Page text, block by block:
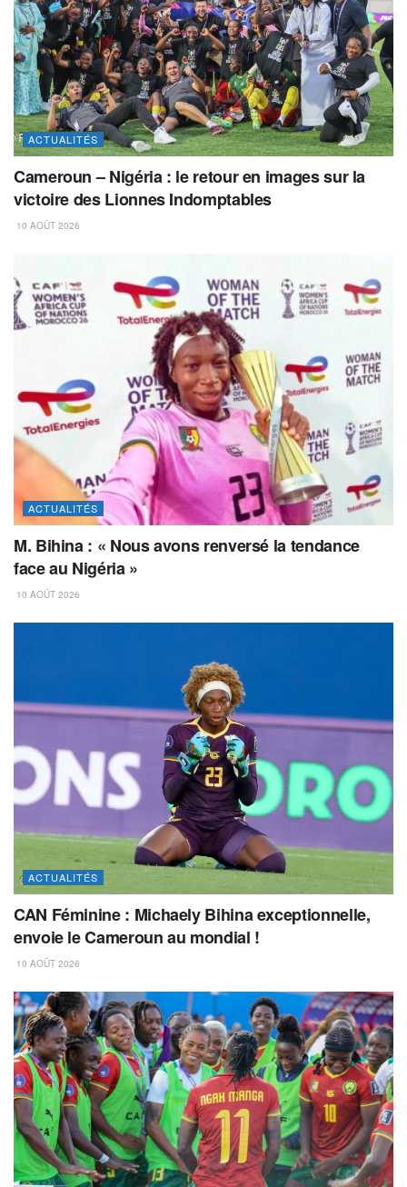
ACTUALITÉS
Cameroun – Nigéria : le retour en images sur la
victoire des Lionnes Indomptables
10 AOÛT 2026
ACTUALITÉS
M. Bihina : « Nous avons renversé la tendance
face au Nigéria »
10 AOÛT 2026
ACTUALITÉS
CAN Féminine : Michaely Bihina exceptionnelle,
envoie le Cameroun au mondial !
10 AOÛT 2026